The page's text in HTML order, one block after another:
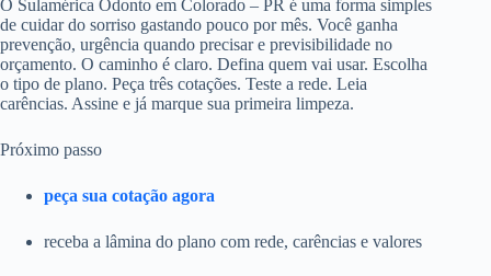
O Sulamérica Odonto em Colorado – PR é uma forma simples
de cuidar do sorriso gastando pouco por mês. Você ganha
prevenção, urgência quando precisar e previsibilidade no
orçamento. O caminho é claro. Defina quem vai usar. Escolha
o tipo de plano. Peça três cotações. Teste a rede. Leia
carências. Assine e já marque sua primeira limpeza.
Próximo passo
peça sua cotação agora
receba a lâmina do plano com rede, carências e valores